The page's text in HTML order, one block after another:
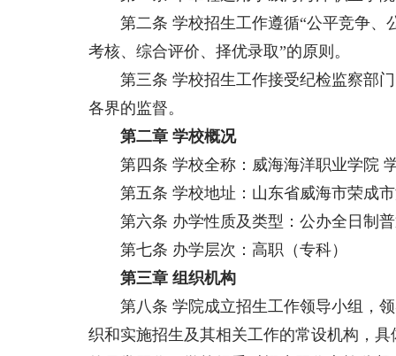
第二条 学校招生工作遵循“公平竞争、
考核、综合评价、择优录取”的原则。
第三条 学校招生工作接受纪检监察部门
各界的监督。
第二章 学校概况
第四条 学校全称：威海海洋职业学院 学
第五条 学校地址：山东省威海市荣成市
第六条 办学性质及类型：公办全日制普
第七条 办学层次：高职（专科）
第三章 组织机构
第八条 学院成立招生工作领导小组，领
织和实施招生及其相关工作的常设机构，